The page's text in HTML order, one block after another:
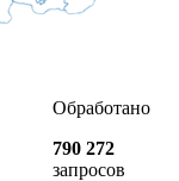
Обработано
790 272
запросов